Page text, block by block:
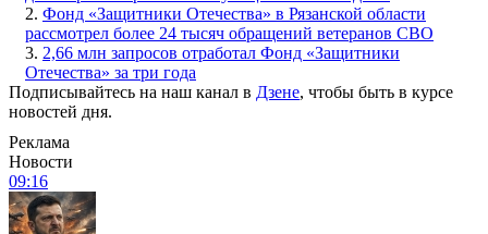
2. Фонд «Защитники Отечества» в Рязанской области
рассмотрел более 24 тысяч обращений ветеранов СВО
3. 2,66 млн запросов отработал Фонд «Защитники
Отечества» за три года
Подписывайтесь на наш канал в Дзене, чтобы быть в курсе
новостей дня.
Реклама
Новости
09:16